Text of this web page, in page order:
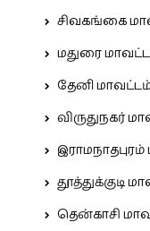
சிவகங்கை
மதுரை
தேனி
விருதுநகர்
தூத்துக்குடி
தென்காசி